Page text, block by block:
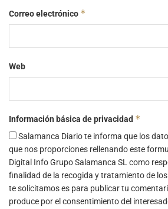
Correo electrónico *
Web
Información básica de privacidad *
Salamanca Diario te informa que los
que nos proporciones rellenando este
Digital Info Grupo Salamanca SL como
finalidad de la recogida y tratamiento de
te solicitamos es para publicar tu
produce por el consentimiento del